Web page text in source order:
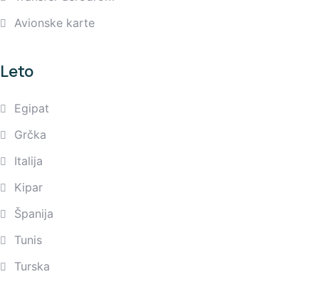
Avionske karte
Leto
Egipat
Grčka
Italija
Kipar
Španija
Tunis
Turska